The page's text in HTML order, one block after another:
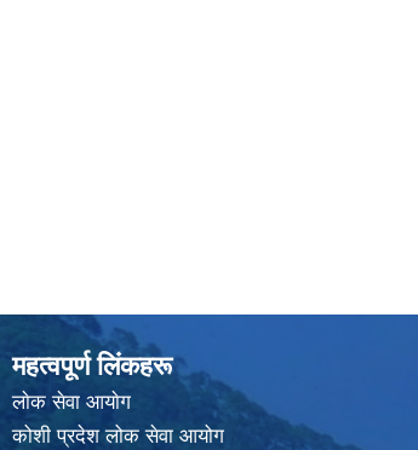
महत्वपूर्ण लिंकहरू
लाेक सेवा आयाेग
कोशी प्रदेश लोक सेवा आयोग